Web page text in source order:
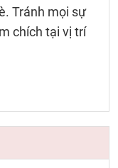
Tránh mọi sự
chích tại vị trí